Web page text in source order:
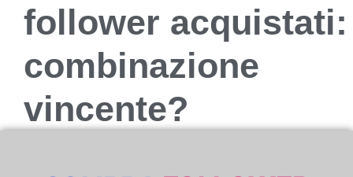
follower acquistati:
combinazione
vincente?